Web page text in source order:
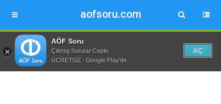
aofsoru.com
AÖF Soru
Çıkmış Sorular Cepte
ÜCRETSİZ - Google Play'de
AÇ